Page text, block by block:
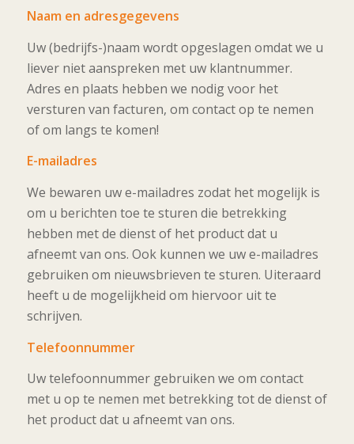
Naam en adresgegevens
Uw (bedrijfs-)naam wordt opgeslagen omdat we u
liever niet aanspreken met uw klantnummer.
Adres en plaats hebben we nodig voor het
versturen van facturen, om contact op te nemen
of om langs te komen!
E-mailadres
We bewaren uw e-mailadres zodat het mogelijk is
om u berichten toe te sturen die betrekking
hebben met de dienst of het product dat u
afneemt van ons. Ook kunnen we uw e-mailadres
gebruiken om nieuwsbrieven te sturen. Uiteraard
heeft u de mogelijkheid om hiervoor uit te
schrijven.
Telefoonnummer
Uw telefoonnummer gebruiken we om contact
met u op te nemen met betrekking tot de dienst of
het product dat u afneemt van ons.